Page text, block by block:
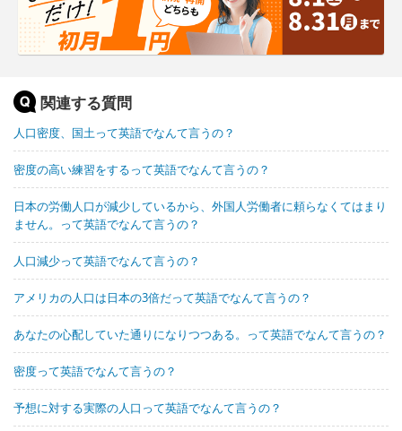
関連する質問
人口密度、国土って英語でなんて言うの？
密度の高い練習をするって英語でなんて言うの？
日本の労働人口が減少しているから、外国人労働者に頼らなくてはまり
ません。って英語でなんて言うの？
人口減少って英語でなんて言うの？
アメリカの人口は日本の3倍だって英語でなんて言うの？
あなたの心配していた通りになりつつある。って英語でなんて言うの？
密度って英語でなんて言うの？
予想に対する実際の人口って英語でなんて言うの？